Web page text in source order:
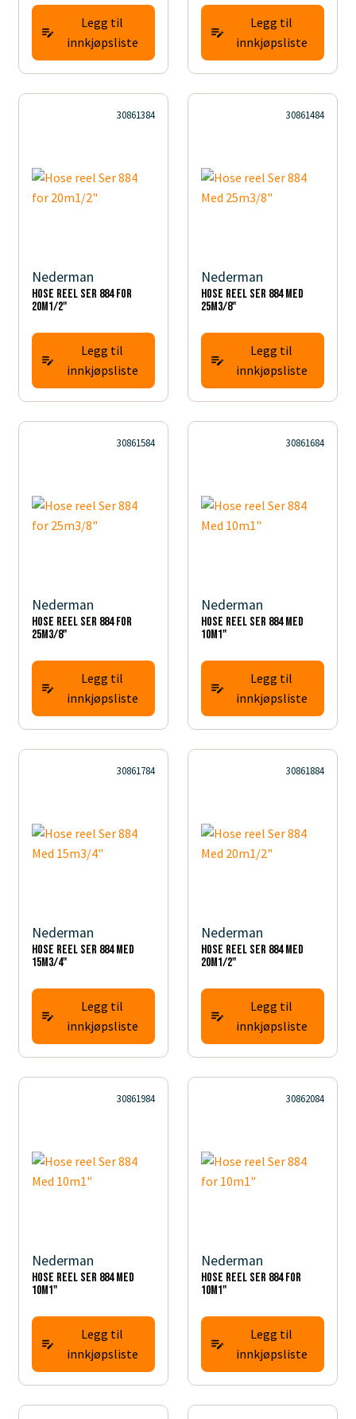
Legg til
innkjøpsliste
Legg til
innkjøpsliste
30861384
Nederman
Hose reel Ser 884 for
20m1/2"
Legg til
innkjøpsliste
30861484
Nederman
Hose reel Ser 884 Med
25m3/8"
Legg til
innkjøpsliste
30861584
Nederman
Hose reel Ser 884 for
25m3/8"
Legg til
innkjøpsliste
30861684
Nederman
Hose reel Ser 884 Med
10m1"
Legg til
innkjøpsliste
30861784
Nederman
Hose reel Ser 884 Med
15m3/4"
Legg til
innkjøpsliste
30861884
Nederman
Hose reel Ser 884 Med
20m1/2"
Legg til
innkjøpsliste
30861984
Nederman
Hose reel Ser 884 Med
10m1"
Legg til
innkjøpsliste
30862084
Nederman
Hose reel Ser 884 for
10m1"
Legg til
innkjøpsliste